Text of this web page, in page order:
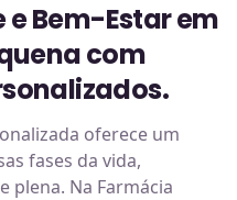
e Bem-Estar em
com
oferece um
fases da vida,
plena. Na Farmácia